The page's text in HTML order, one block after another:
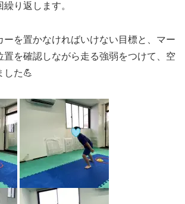
り返します。
ーを置かなければいけない目標と、マー
置を確認しながら走る強弱をつけて、空
した💪